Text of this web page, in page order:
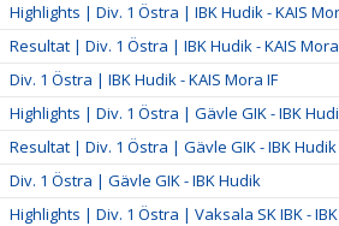
Highlights | Div. 1 Östra | IBK Hudik - KAIS
Resultat | Div. 1 Östra | IBK Hudik - KAIS Mora
Div. 1 Östra | IBK Hudik - KAIS Mora IF
Highlights | Div. 1 Östra | Gävle GIK - IBK
Resultat | Div. 1 Östra | Gävle GIK - IBK Hudik
Div. 1 Östra | Gävle GIK - IBK Hudik
Highlights | Div. 1 Östra | Vaksala SK IBK -